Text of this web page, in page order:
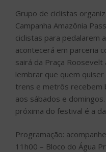
Grupo de ciclistas
Campanha Amazônia
ciclistas para pedalarem
acontecerá em parceria
sairá da Praça
lembrar que quem
trens e metrôs recebem
aos sábados e
próxima do festival é a
Programação:
11h00 – Bloco do Água